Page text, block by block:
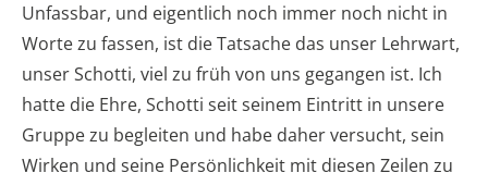
Unfassbar, und eigentlich noch immer noch nicht in
Worte zu fassen, ist die Tatsache das unser Lehrwart,
unser Schotti, viel zu früh von uns gegangen ist. Ich
hatte die Ehre, Schotti seit seinem Eintritt in unsere
Gruppe zu begleiten und habe daher versucht, sein
Wirken und seine Persönlichkeit mit diesen Zeilen zu